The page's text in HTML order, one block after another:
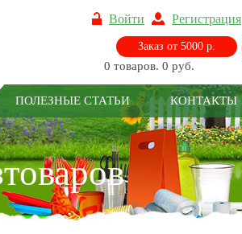
Войти Регистрация
Заказ от 5000 р.
0 товаров. 0 руб.
ПОЛЕЗНЫЕ СТАТЬИ КОНТАКТЫ